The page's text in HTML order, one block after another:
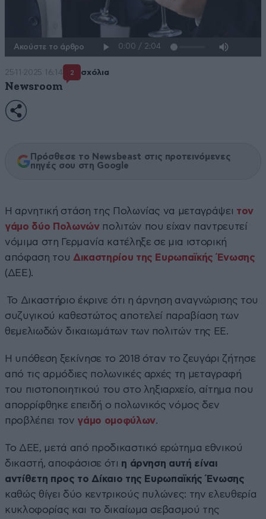
Ακούστε το άρθρο
25·11·2025 16:14 2 σχόλια
Newsroom
Πρόσθεσε το Newsbeast στις προτεινόμενες
πηγές σου στη Google
Η αρνητική στάση της Πολωνίας να μεταγράψει τον
γάμο δύο Πολωνώνπολιτών που είχαν παντρευτεί
νόμιμα στη Γερμανία κατέληξε σε μια ιστορική
απόφαση του Δικαστηρίου της Ευρωπαϊκής Ένωσης
(ΔΕΕ).
Το Δικαστήριο έκρινε ότι η άρνηση αναγνώρισης του
συζυγικού καθεστώτος αποτελεί παραβίαση των
θεμελιωδών δικαιωμάτων των πολιτών της ΕΕ.
Η υπόθεση ξεκίνησε το 2018 όταν το ζευγάρι ζήτησε
από τις αρμόδιες πολωνικές αρχές τη μεταγραφή
του πιστοποιητικού του στο ληξιαρχείο, αίτημα που
απορρίφθηκε επειδή ο πολωνικός νόμος δεν
προβλέπει τον γάμο ομοφύλων.
Το ΔΕΕ, μετά από προδικαστικό ερώτημα εθνικού
δικαστή, αποφάσισε ότι η άρνηση αυτή είναι
αντίθετη προς το Δίκαιο της Ευρωπαϊκής Ένωσης
καθώς θίγει δύο κεντρικούς πυλώνες: την ελευθερία
κυκλοφορίας και το δικαίωμα σεβασμού της